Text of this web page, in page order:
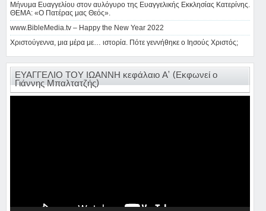
Μήνυμα Ευαγγελίου στον αυλόγυρο της Ευαγγελικής Εκκλησίας Κατερίνης.
ΘΕΜΑ: «Ο Πατέρας μας Θεός».
www.BibleMedia.tv – Happy the New Year 2022
Χριστούγεννα, μια μέρα με… ιστορία. Πότε γεννήθηκε ο Ιησούς Χριστός;
ΕΥΑΓΓΕΛΙΟ ΤΟΥ ΙΩΑΝΝΗ κεφάλαιο Α’ (Εκφωνεί ο
Γιάννης Μπαλτατζής)